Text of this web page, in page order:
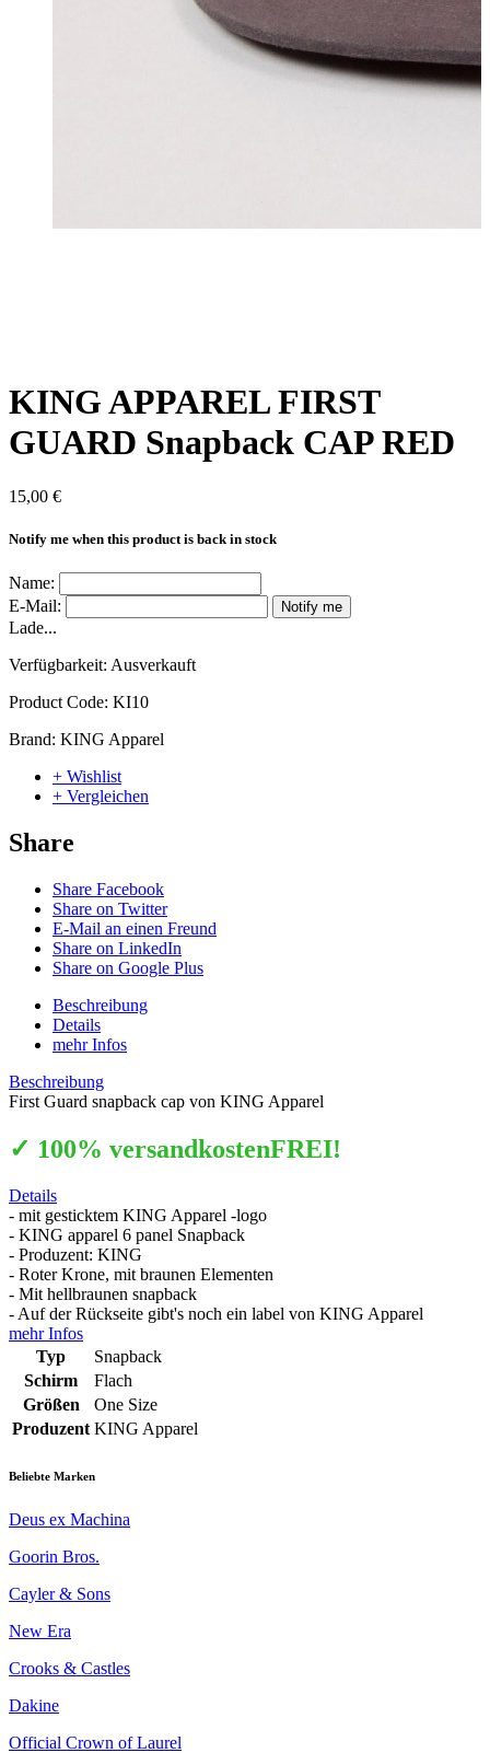
KING APPAREL FIRST
GUARD Snapback CAP RED
15,00 €
Notify me when this product is back in stock
Name:
E-Mail:
Notify me
Lade...
Verfügbarkeit: Ausverkauft
Product Code: KI10
Brand: KING Apparel
+ Wishlist
+ Vergleichen
Share
Share Facebook
Share on Twitter
E-Mail an einen Freund
Share on LinkedIn
Share on Google Plus
Beschreibung
Details
mehr Infos
Beschreibung
First Guard snapback cap von KING Apparel
✓ 100% versandkostenFREI!
Details
- mit gesticktem KING Apparel -logo
- KING apparel 6 panel Snapback
- Produzent: KING
- Roter Krone, mit braunen Elementen
- Mit hellbraunen snapback
- Auf der Rückseite gibt's noch ein label von KING Apparel
mehr Infos
Typ
Snapback
Schirm
Flach
Größen
One Size
Produzent KING Apparel
Beliebte Marken
Deus ex Machina
Goorin Bros.
Cayler & Sons
New Era
Crooks & Castles
Dakine
Official Crown of Laurel